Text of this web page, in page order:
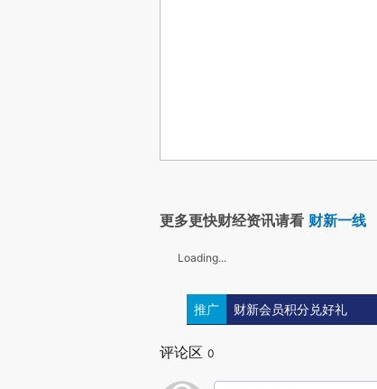
更多更快财经资讯请看 财新一线
Loading...
推广 财新会员积分兑好礼
评论区 0